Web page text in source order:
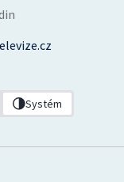
Systém